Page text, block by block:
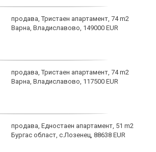
продава, Тристаен апартамент, 74 m2
Варна, Владиславово, 149000 EUR
продава, Тристаен апартамент, 74 m2
Варна, Владиславово, 117500 EUR
продава, Едностаен апартамент, 51 m2
Бургас област, с.Лозенец, 88638 EUR